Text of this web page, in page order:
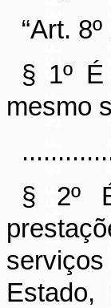
“Art.
§ 1º É
mesmo
§ 2º